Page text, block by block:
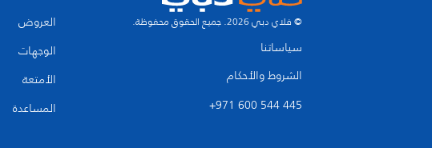
© فلاي دبي 2026. جميع الحقوق محفوظة.
سياساتنا
الشروط والأحكام
+971 600 544 445
العروض
الوجهات
الأمتعة
المساعدة